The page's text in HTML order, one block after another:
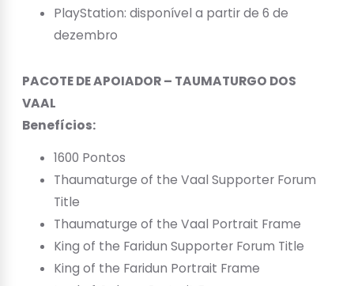
PlayStation: disponível a partir de 6 de
dezembro
PACOTE DE APOIADOR – TAUMATURGO DOS
VAAL
Benefícios:
1600 Pontos
Thaumaturge of the Vaal Supporter Forum
Title
Thaumaturge of the Vaal Portrait Frame
King of the Faridun Supporter Forum Title
King of the Faridun Portrait Frame